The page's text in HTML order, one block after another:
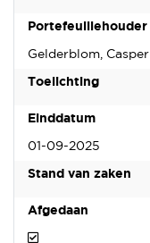
Portefeuillehouder
Gelderblom, Casper
Toelichting
Einddatum
01-09-2025
Stand van zaken
Afgedaan